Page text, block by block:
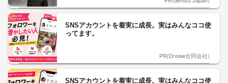
SNSアカウントを着実に成長。実はみんなココ使
ってます。
PR(Dreaw合同会社)
SNSアカウントを着実に成長。実はみんなココ使